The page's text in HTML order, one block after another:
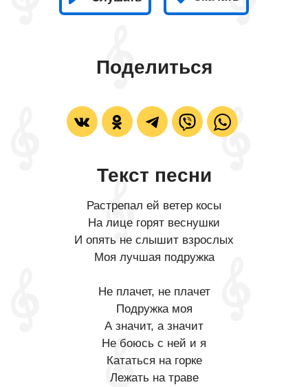
Поделиться
Текст песни
Растрепал ей ветер косы
На лице горят веснушки
И опять не слышит взрослых
Моя лучшая подружка
Не плачет, не плачет
Подружка моя
А значит, а значит
Не боюсь с ней и я
Кататься на горке
Лежать на траве